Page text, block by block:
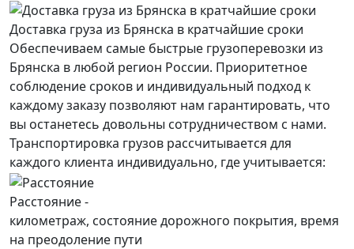
Доставка груза из Брянска в кратчайшие сроки
Обеспечиваем самые быстрые грузоперевозки из
Брянска в любой регион России. Приоритетное
соблюдение сроков и индивидуальный подход к
каждому заказу позволяют нам гарантировать, что
вы останетесь довольны сотрудничеством с нами.
Транспортировка грузов рассчитывается для
каждого клиента индивидуально, где учитывается:
Расстояние -
километраж, состояние дорожного покрытия, время
на преодоление пути